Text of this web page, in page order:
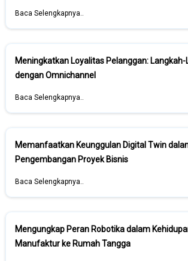
Baca Selengkapnya..
Meningkatkan Loyalitas Pelanggan:
dengan Omnichannel
Baca Selengkapnya..
Memanfaatkan Keunggulan Digital Twin
Pengembangan Proyek Bisnis
Baca Selengkapnya..
Mengungkap Peran Robotika dalam
Manufaktur ke Rumah Tangga